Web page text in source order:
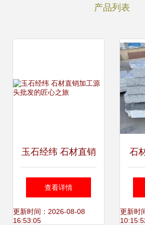
产品列表
玉石经纬 石材直销
加工源头批发的匠
心之旅
查看详情
更新时间：2026-08-08
16:53:05
石
更新时